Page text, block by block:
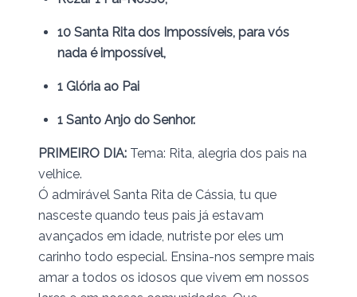
10 Santa Rita dos Impossíveis, para vós
nada é impossível,
1 Glória ao Pai
1 Santo Anjo do Senhor.
PRIMEIRO DIA: Tema: Rita, alegria dos pais na
velhice.
Ó admirável Santa Rita de Cássia, tu que
nasceste quando teus pais já estavam
avançados em idade, nutriste por eles um
carinho todo especial. Ensina-nos sempre mais
amar a todos os idosos que vivem em nossos